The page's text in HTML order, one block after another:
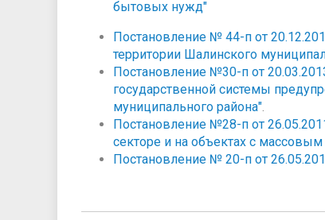
бытовых нужд"
Постановление № 44-п от
территории Шалинского
Постановление №30-п от
государственной системы
муниципального района".
Постановление №28-п от
секторе и на объектах с
Постановление № 20-п от